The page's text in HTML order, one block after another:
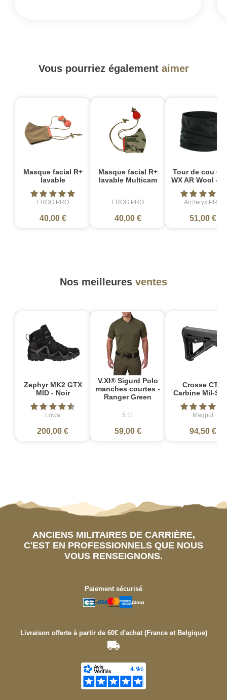
Vous pourriez également aimer
Masque facial R+
lavable
FROG.PRO
40,00 €
Masque facial R+
lavable Multicam
FROG.PRO
40,00 €
Tour de cou
WX AR Wool -
Arc'teryx PRO
51,00 €
Nos meilleures ventes
Zephyr MK2 GTX
MID - Noir
Lowa
200,00 €
V.XI® Sigurd Polo
manches courtes -
Ranger Green
5.11
59,00 €
Crosse CTR
Carbine Mil-
Magpul
94,50 €
ANCIENS MILITAIRES DE CARRIÈRE,
C'EST EN PROFESSIONNELS QUE NOUS
VOUS RENSEIGNONS.
Paiement sécurisé
Livraison offerte à partir de 60€ d'achat (France et Belgique)